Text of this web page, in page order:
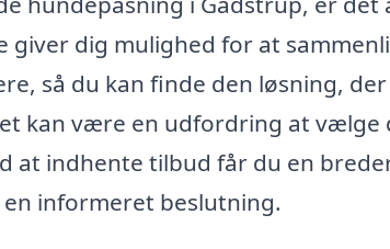
giver dig mulighed for at
så du kan finde den løsning,
kan være en udfordring at
at indhente tilbud får du en
informeret beslutning.